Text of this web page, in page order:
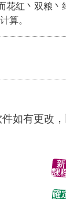
花红丶双粮丶
算。
如有更改